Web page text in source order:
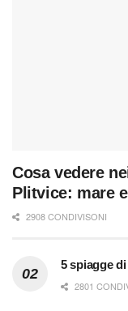
Cosa vedere
Plitvice: mare
2908 CONDIVISONI
5 spiagge
2801